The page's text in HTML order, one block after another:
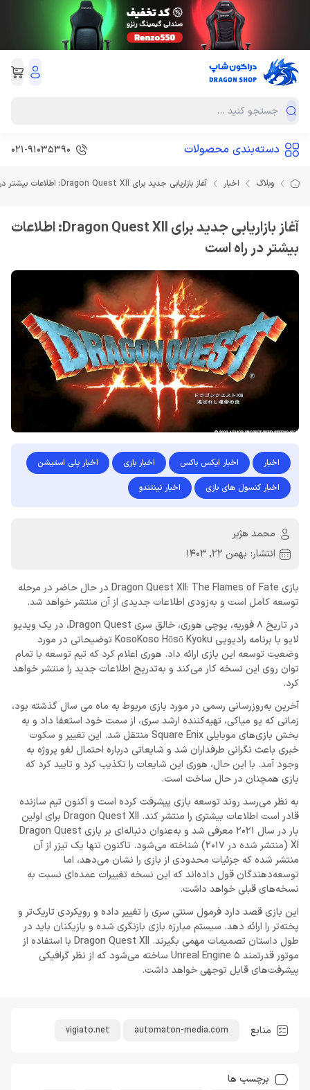
دسته‌بندی محصولات 021-91035390
وبلاگ اخبار آغاز بازاریابی جدید برای Dragon Quest XII: اطلاعات بیشتر در راه است
آغاز بازاریابی جدید برای Dragon Quest XII: اطلاعات
بیشتر در راه است
اخبار اخبار ایکس باکس اخبار بازی
اخبار پلی استیشن
اخبار کنسول های بازی
اخبار نینتندو
محمد هژبر
انتشار: بهمن 22, 1403
بازی Dragon Quest XII: The Flames of Fate در حال حاضر در مرحله
توسعه کامل است و به‌زودی اطلاعات جدیدی از آن منتشر خواهد شد.
در تاریخ 8 فوریه، یوچی هوری، خالق سری Dragon Quest، در یک ویدیو
لایو با برنامه رادیویی KosoKoso Hōsō Kyoku توضیحاتی در مورد
وضعیت توسعه این بازی ارائه داد. هوری اعلام کرد که تیم توسعه با تمام
توان روی این نسخه کار می‌کند و به‌تدریج اطلاعات جدید را منتشر خواهد
کرد.
آخرین به‌روزرسانی رسمی در مورد بازی مربوط به ماه می سال گذشته بود،
زمانی که یو میاکی، تهیه‌کننده ارشد سری، از سمت خود استعفا داد و به
بخش بازی‌های موبایلی Square Enix منتقل شد. این تغییر و سکوت
خبری باعث نگرانی طرفداران شد و شایعاتی درباره احتمال لغو پروژه به
وجود آمد. با این حال، هوری این شایعات را تکذیب کرد و تایید کرد که
بازی همچنان در حال ساخت است.
به نظر می‌رسد روند توسعه بازی پیشرفت کرده است و اکنون تیم سازنده
قادر است اطلاعات بیشتری را منتشر کند. Dragon Quest XII برای اولین
بار در سال 2021 معرفی شد و به‌عنوان دنباله‌ای بر بازی Dragon Quest
XI (منتشر شده در 2017) شناخته می‌شود. تاکنون تنها یک تیزر از آن
منتشر شده که جزئیات محدودی از بازی را نشان می‌دهد، اما
توسعه‌دهندگان قول داده‌اند که این نسخه تغییرات عمده‌ای نسبت به
نسخه‌های قبلی خواهد داشت.
این بازی قصد دارد فرمول سنتی سری را تغییر داده و رویکردی تاریک‌تر و
پخته‌تر را ارائه دهد. سیستم مبارزه بازی بازنگری شده و بازیکنان باید در
طول داستان تصمیمات مهمی بگیرند. Dragon Quest XII با استفاده از
موتور قدرتمند Unreal Engine 5 ساخته می‌شود که از نظر گرافیکی
پیشرفت‌های قابل توجهی خواهد داشت.
منابع automaton-media.com
vigiato.net
برچسب ها